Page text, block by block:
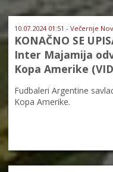
10.07.2024 01:51 - Večernje
KONAČNO SE
Inter Majamija
Kopa Amerike
Fudbaleri Argentine
Kopa Amerike.